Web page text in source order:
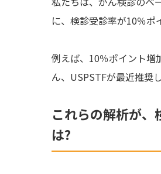
に、検診受診率が10％ポ
例えば、10％ポイント増
ん、USPSTFが最近推奨
これらの解析が
は?